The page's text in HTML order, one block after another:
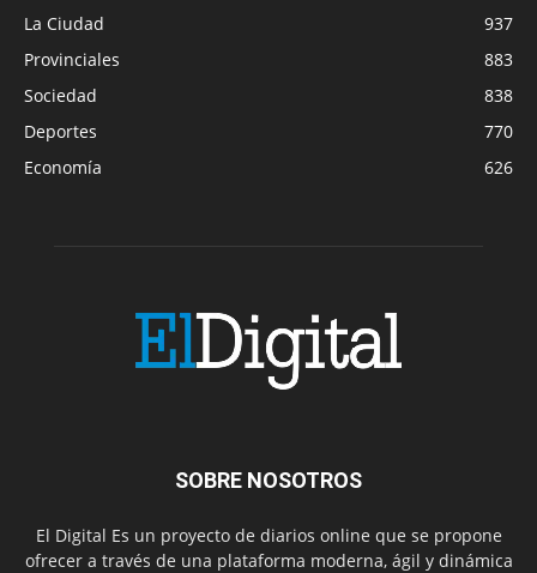
La Ciudad
937
Provinciales
883
Sociedad
838
Deportes
770
Economía
626
SOBRE NOSOTROS
El Digital Es un proyecto de diarios online que se propone
ofrecer a través de una plataforma moderna, ágil y dinámica